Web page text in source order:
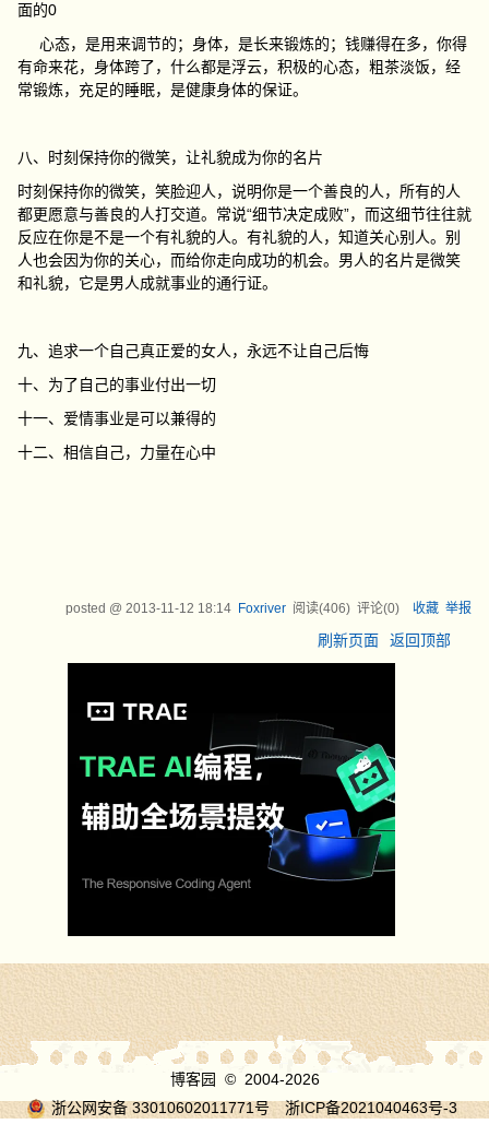
面的0
心态，是用来调节的；身体，是长来锻炼的；钱赚得在多，你得
有命来花，身体跨了，什么都是浮云，积极的心态，粗茶淡饭，经
常锻炼，充足的睡眠，是健康身体的保证。
八、时刻保持你的微笑，让礼貌成为你的名片
时刻保持你的微笑，笑脸迎人，说明你是一个善良的人，所有的人
都更愿意与善良的人打交道。常说“细节决定成败”，而这细节往往就
反应在你是不是一个有礼貌的人。有礼貌的人，知道关心别人。别
人也会因为你的关心，而给你走向成功的机会。男人的名片是微笑
和礼貌，它是男人成就事业的通行证。
九、追求一个自己真正爱的女人，永远不让自己后悔
十、为了自己的事业付出一切
十一、爱情事业是可以兼得的
十二、相信自己，力量在心中
posted @ 2013-11-12 18:14 Foxriver阅读(406) 评论(0) 收藏 举报
刷新页面 返回顶部
博客园
© 2004-2026
浙公网安备 33010602011771号
浙ICP备2021040463号-3